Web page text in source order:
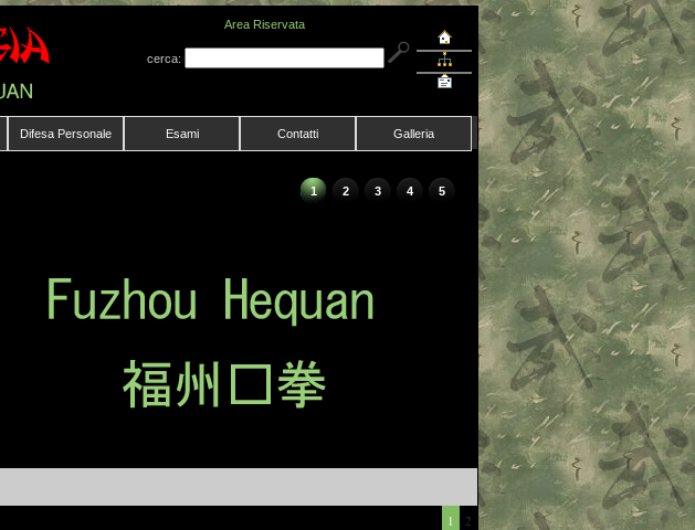
Area Riservata
cerca:
Difesa Personale Esami Contatti Galleria
1 2 3 4 5
1 2